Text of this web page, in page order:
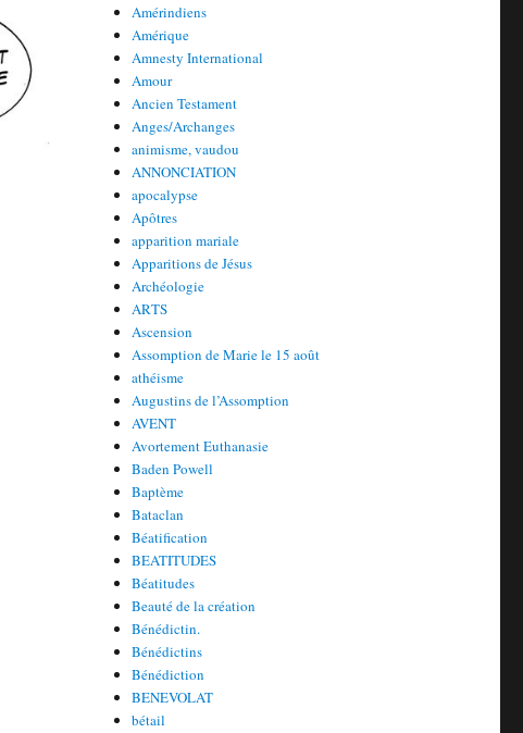
Amérindiens
Amérique
Amnesty International
Amour
Ancien Testament
Anges/Archanges
animisme, vaudou
ANNONCIATION
apocalypse
Apôtres
apparition mariale
Apparitions de Jésus
Archéologie
ARTS
Ascension
Assomption de Marie le 15 août
athéisme
Augustins de l’Assomption
AVENT
Avortement Euthanasie
Baden Powell
Baptème
Bataclan
Béatification
BEATITUDES
Béatitudes
Beauté de la création
Bénédictin.
Bénédictins
Bénédiction
BENEVOLAT
bétail